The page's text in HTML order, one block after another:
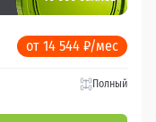
от 14 544 ₽/мес
Полный